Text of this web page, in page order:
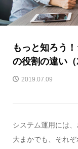
もっと知ろう
の役割の違い（
2019.07.09
システム運用には
大まかでも、それ